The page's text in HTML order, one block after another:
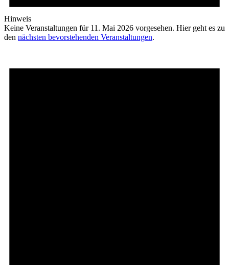
Hinweis
Keine Veranstaltungen für 11. Mai 2026 vorgesehen. Hier geht es zu
den nächsten bevorstehenden Veranstaltungen.